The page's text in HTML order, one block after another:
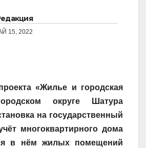
15, 2022
«Жилье и городская
округе Шатура
на государственный
многоквартирного дома
в нём жилых помещений